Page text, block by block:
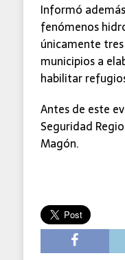
Informó
fenómenos
únicamente
municipios a
habilitar
Antes de este
Seguridad
Magón.